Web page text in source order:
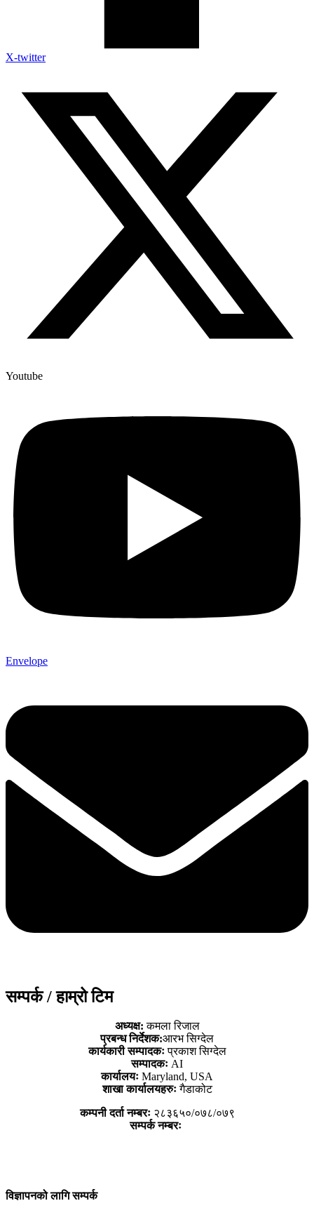
X-twitter
Youtube
Envelope
सम्पर्क / हाम्रो टिम
अध्यक्ष:कमला रिजाल
प्रबन्ध निर्देशक:आरभ सिग्देल
कार्यकारी सम्पादकःप्रकाश सिग्देल
सम्पादकः AI
कार्यालयः Maryland, USA
शाखा कार्यालयहरुःगैडाकोट
कम्पनी दर्ता नम्बरः२८३६५०/०७८/०७९
सम्पर्क नम्बरः
विज्ञापनको लागि सम्पर्क